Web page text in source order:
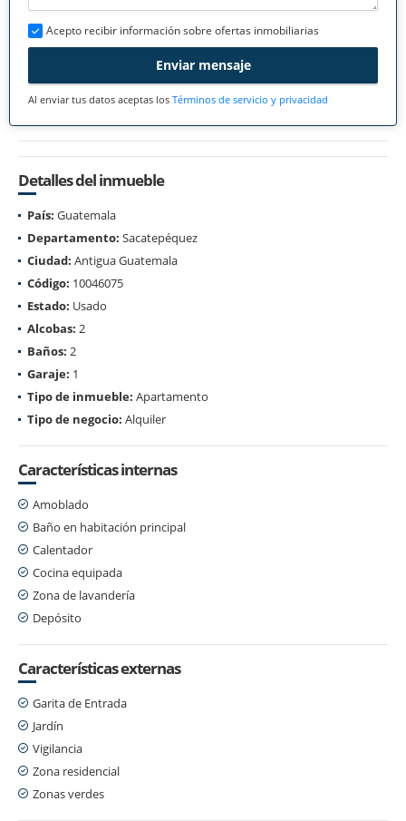
Acepto recibir información sobre ofertas inmobiliarias
Enviar mensaje
Al enviar tus datos aceptas los Términos de servicio y privacidad
Detalles del inmueble
País: Guatemala
Departamento: Sacatepéquez
Ciudad: Antigua Guatemala
Código: 10046075
Estado: Usado
Alcobas: 2
Baños: 2
Garaje: 1
Tipo de inmueble: Apartamento
Tipo de negocio: Alquiler
Características internas
Amoblado
Baño en habitación principal
Calentador
Cocina equipada
Zona de lavandería
Depósito
Características externas
Garita de Entrada
Jardín
Vigilancia
Zona residencial
Zonas verdes